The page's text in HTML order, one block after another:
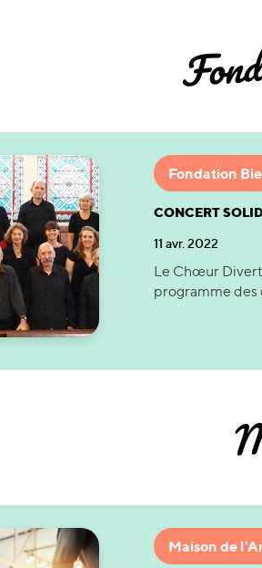
Fondation
CONCERT
11 avr. 2022
Le Chœur
programme des
Maison de